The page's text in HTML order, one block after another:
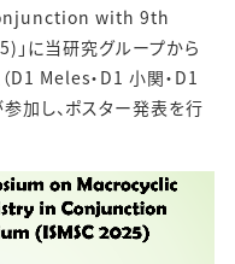
with 9th
に当研究グループから
D1 Meles・D1 小関・D1
加し、ポスター発表を行